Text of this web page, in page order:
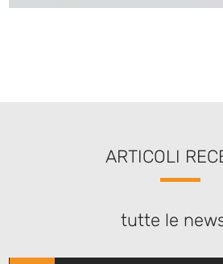
ARTICOLI
tutte le